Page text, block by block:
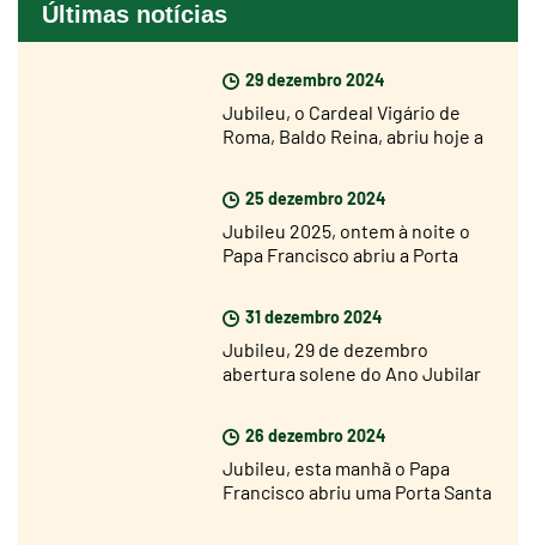
Últimas notícias
29 dezembro 2024
Jubileu, o Cardeal Vigário de
Roma, Baldo Reina, abriu hoje a
25 dezembro 2024
Jubileu 2025, ontem à noite o
Papa Francisco abriu a Porta
31 dezembro 2024
Jubileu, 29 de dezembro
abertura solene do Ano Jubilar
26 dezembro 2024
Jubileu, esta manhã o Papa
Francisco abriu uma Porta Santa